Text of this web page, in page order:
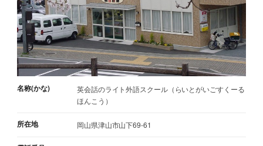
名称(かな)
英会話のライト外語スクール（らいとがいごすくーる
ほんこう）
所在地 岡山県津山市山下69-61